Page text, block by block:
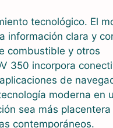
tecnológico. El
información clara y
combustible y otros
350 incorpora
de
moderna en
sea más placentera
contemporáneos.